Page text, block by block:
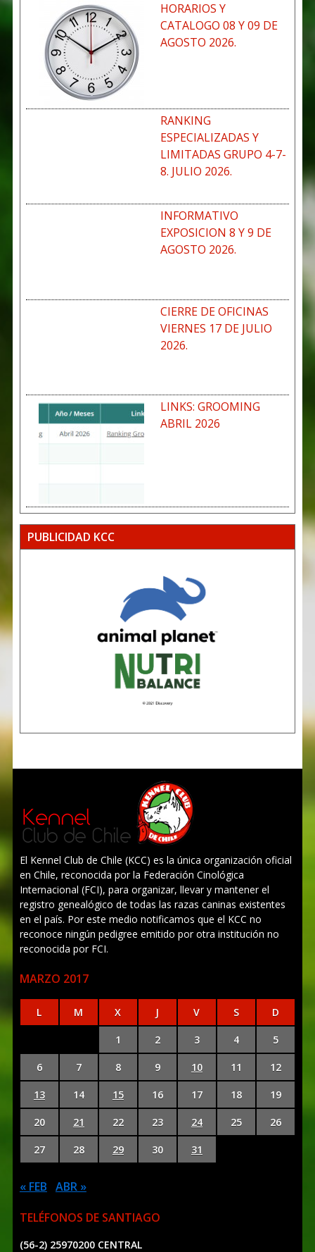
HORARIOS Y
CATALOGO 08 Y 09 DE
AGOSTO 2026.
RANKING
ESPECIALIZADAS Y
LIMITADAS GRUPO 4-7-
8. JULIO 2026.
INFORMATIVO
EXPOSICION 8 Y 9 DE
AGOSTO 2026.
CIERRE DE OFICINAS
VIERNES 17 DE JULIO
2026.
LINKS: GROOMING
ABRIL 2026
PUBLICIDAD KCC
El Kennel Club de Chile (KCC) es la única organización oficial
en Chile, reconocida por la Federación Cinológica
Internacional (FCI), para organizar, llevar y mantener el
registro genealógico de todas las razas caninas existentes
en el país. Por este medio notificamos que el KCC no
reconoce ningún pedigree emitido por otra institución no
reconocida por FCI.
MARZO 2017
L M X J V S D
1 2 3 4 5
6 7 8 9 10 11 12
13 14 15 16 17 18 19
20 21 22 23 24 25 26
27 28 29 30 31
« FEB ABR »
TELÉFONOS DE SANTIAGO
(56-2) 25970200 CENTRAL